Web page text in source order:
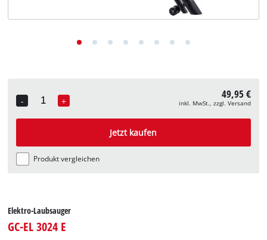
-
Quantity
+ 49,95 €
inkl. MwSt., zzgl. Versand
Jetzt kaufen
Produkt vergleichen
Elektro-Laubsauger
GC-EL 3024 E